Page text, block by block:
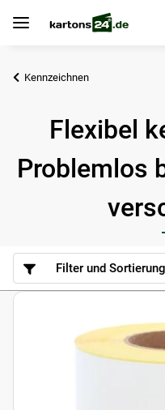
Kennzeichnen
Flexibel
Problemlos
Filter und Sortierung